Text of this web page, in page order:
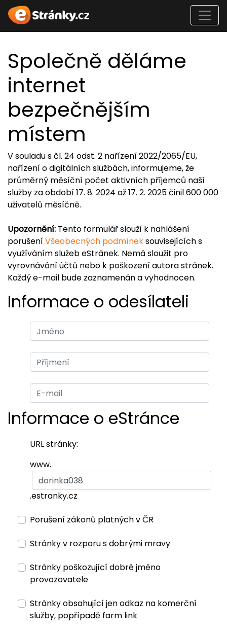
Společně děláme
internet
bezpečnějším
místem
V souladu s čl. 24 odst. 2 nařízení 2022/2065/EU,
nařízení o digitálních službách, informujeme, že
průměrný měsíční počet aktivních příjemců naší
služby za období 17. 8. 2024 až 17. 2. 2025 činil 600 000
uživatelů měsíčně.
Upozornění: Tento formulář slouží k nahlášení
porušeníVšeobecných podmíneksouvisejících s
využíváním služeb eStránek. Nemá sloužit pro
vyrovnávání účtů nebo k poškození autora stránek.
Každý e-mail bude zaznamenán a vyhodnocen.
Informace o odesílateli
Informace o eStránce
URL stránky:
www.
.estranky.cz
Porušení zákonů platných v ČR
Stránky v rozporu s dobrými mravy
Stránky poškozující dobré jméno
provozovatele
Stránky obsahující jen odkaz na komerční
služby, popřípadě farm link